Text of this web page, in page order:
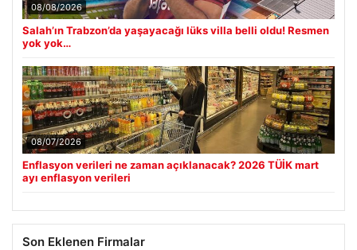
08/08/2026
Salah’ın Trabzon’da yaşayacağı lüks villa belli oldu! Resmen
yok yok…
08/07/2026
Enflasyon verileri ne zaman açıklanacak? 2026 TÜİK mart
ayı enflasyon verileri
Son Eklenen Firmalar